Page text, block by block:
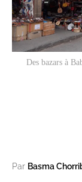
Des bazars à
Par Basma